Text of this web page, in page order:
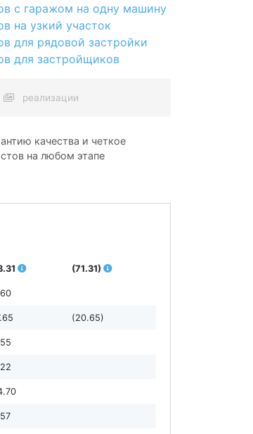
с гаражом на одну машину
на узкий участок
для рядовой застройки
для застройщиков
реализации
качества и четкое
на любом этапе
(71.31)
(20.65)